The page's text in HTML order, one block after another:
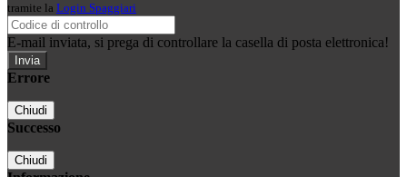
tramite la Login Spaggiari
E-mail inviata, si prega di controllare la casella di posta elettronica!
Errore
Chiudi
Successo
Chiudi